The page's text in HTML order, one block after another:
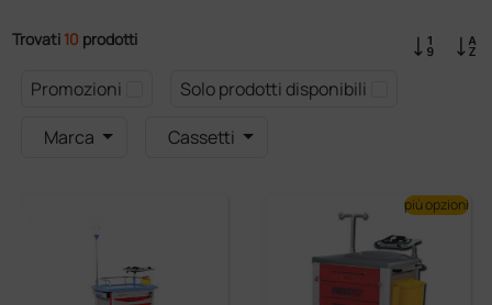
Trovati 10 prodotti
Promozioni
Solo prodotti disponibili
Marca
Cassetti
più opzioni